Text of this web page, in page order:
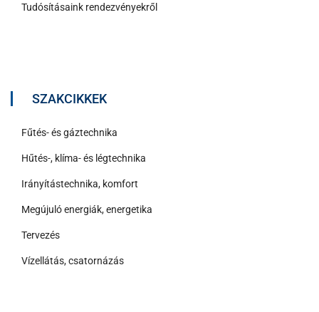
Tudósításaink rendezvényekről
SZAKCIKKEK
Fűtés- és gáztechnika
Hűtés-, klíma- és légtechnika
Irányítástechnika, komfort
Megújuló energiák, energetika
Tervezés
Vízellátás, csatornázás